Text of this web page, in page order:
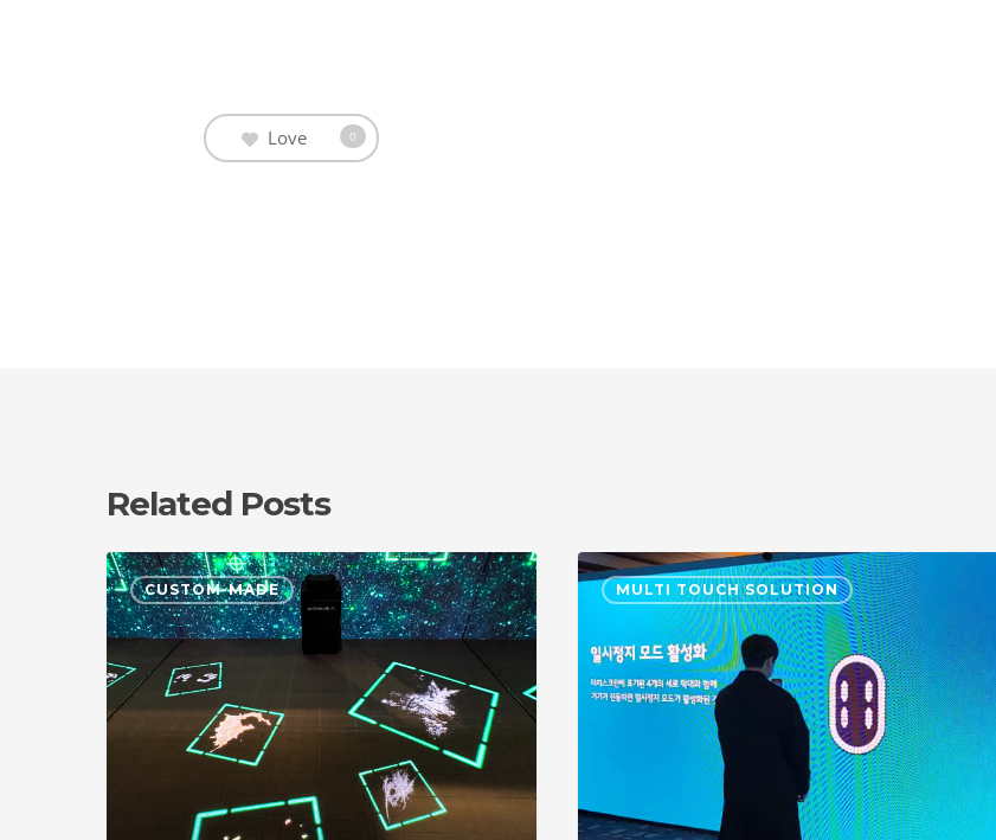
Love 0
Related Posts
CUSTOM-MADE
다
이
슨
팝
업
‘The
MULTI TOUCH SOLUTION
아
스
일
Press